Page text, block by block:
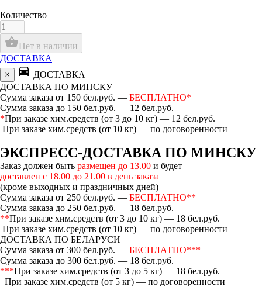
Количество
shopping_basketНет в наличии
ДОСТАВКА
×
directions_car ДОСТАВКА
ДОСТАВКА ПО МИНСКУ
Сумма заказа от 150 бел.руб. — БЕСПЛАТНО*
Сумма заказа до 150 бел.руб. — 12 бел.руб.
*При заказе хим.средств (от 3 до 10 кг) — 12 бел.руб.
При заказе хим.средств (от 10 кг) — по договоренности
ЭКСПРЕСС-ДОСТАВКА ПО МИНСКУ
Заказ должен быть размещен до 13.00 и будет
доставлен с 18.00 до 21.00 в день заказа
(кроме выходных и праздничных дней)
Сумма заказа от 250 бел.руб. — БЕСПЛАТНО**
Сумма заказа до 250 бел.руб. — 18 бел.руб.
**При заказе хим.средств (от 3 до 10 кг) — 18 бел.руб.
При заказе хим.средств (от 10 кг) — по договоренности
ДОСТАВКА ПО БЕЛАРУСИ
Сумма заказа от 300 бел.руб. — БЕСПЛАТНО***
Сумма заказа до 300 бел.руб. — 18 бел.руб.
***При заказе хим.средств (от 3 до 5 кг) — 18 бел.руб.
При заказе хим.средств (от 5 кг) — по договоренности